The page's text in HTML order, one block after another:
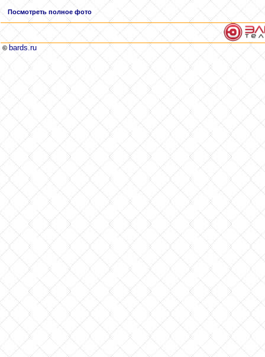
Посмотреть полное фото
© bards.ru